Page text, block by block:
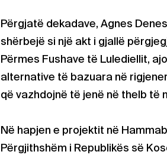
Përgjatë dekadave, Agnes
shërbejë si një akt i gjallë
Përmes Fushave të Lulediellit,
alternative të bazuara në
që vazhdojnë të jenë në thelb të
Në hapjen e projektit në
Përgjithshëm i Republikës së